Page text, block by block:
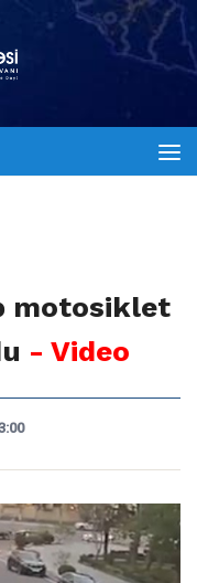
motosiklet
- Video